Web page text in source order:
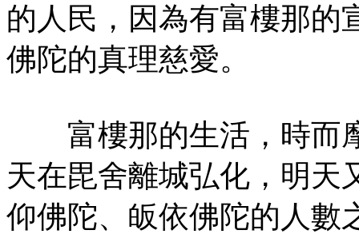
的人民，因為有富樓那的
佛陀的真理慈愛。
富樓那的生活，時而
天在毘舍離城弘化，明天
仰佛陀、皈依佛陀的人數